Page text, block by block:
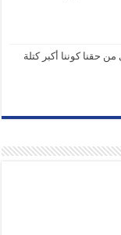
حقنا كوننا أكبر كتلة